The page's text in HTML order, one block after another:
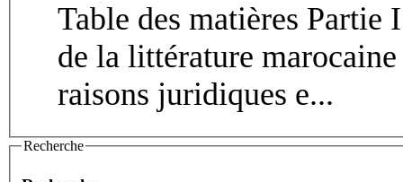
Table des matières Partie I. Etat des lieux de la mise en ligne
de la littérature
raisons juridiques e...
Recherche